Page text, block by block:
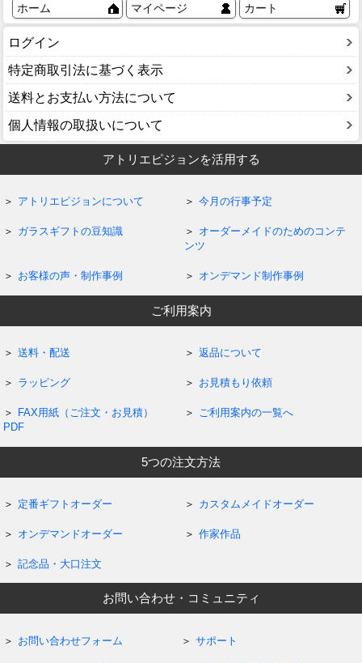
ホーム マイページ カート
ログイン
特定商取引法に基づく表示
送料とお支払い方法について
個人情報の取扱いについて
アトリエピジョンを活用する
アトリエピジョンについて 今月の行事予定
ガラスギフトの豆知識
オーダーメイドのためのコンテ
ンツ
お客様の声・制作事例 オンデマンド制作事例
ご利用案内
送料・配送 返品について
ラッピング お見積もり依頼
FAX用紙（ご注文・お見積）
PDF
ご利用案内の一覧へ
5つの注文方法
定番ギフトオーダー カスタムメイドオーダー
オンデマンドオーダー 作家作品
記念品・大口注文
お問い合わせ・コミュニティ
お問い合わせフォーム サポート